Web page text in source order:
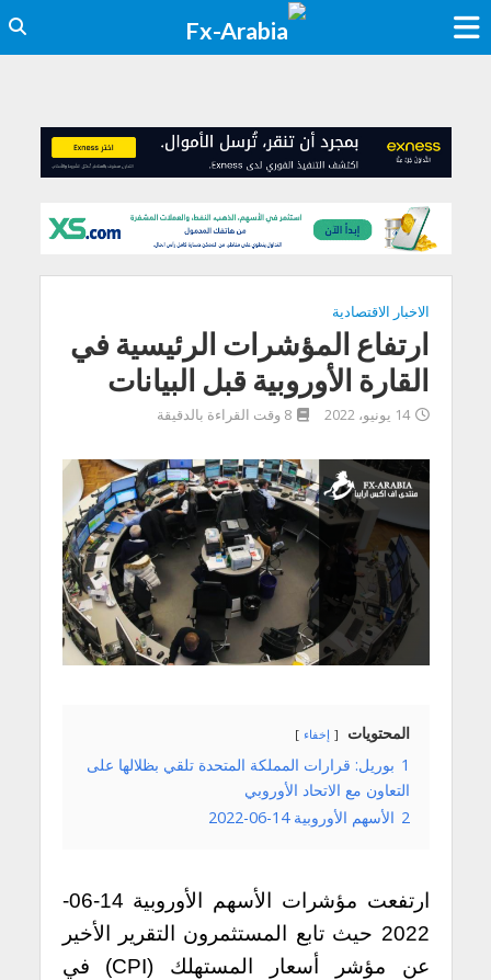
الاخبار الاقتصادية
ارتفاع المؤشرات الرئيسية في
القارة الأوروبية قبل البيانات
14 يونيو، 2022 8 وقت القراءة بالدقيقة
المحتويات إخفاء
1 بوريل: قرارات المملكة المتحدة تلقي بظلالها على
التعاون مع الاتحاد الأوروبي
2 الأسهم الأوروبية 14-06-2022
ارتفعت مؤشرات الأسهم الأوروبية 14-06-
2022 حيث تابع المستثمرون التقرير الأخير
عن مؤشر أسعار المستهلك (CPI) في